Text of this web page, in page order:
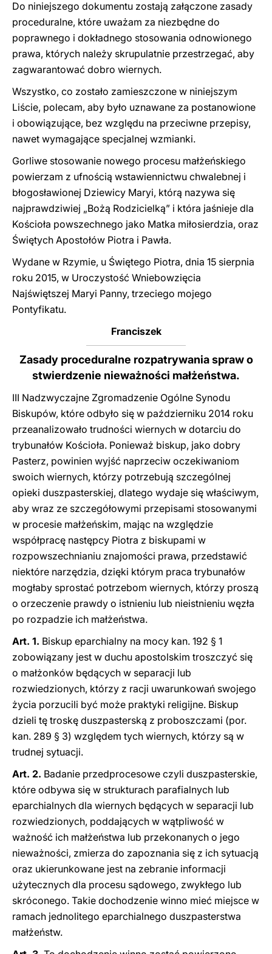
Do niniejszego dokumentu zostają załączone zasady
proceduralne, które uważam za niezbędne do
poprawnego i dokładnego stosowania odnowionego
prawa, których należy skrupulatnie przestrzegać, aby
zagwarantować dobro wiernych.
Wszystko, co zostało zamieszczone w niniejszym
Liście, polecam, aby było uznawane za postanowione
i obowiązujące, bez względu na przeciwne przepisy,
nawet wymagające specjalnej wzmianki.
Gorliwe stosowanie nowego procesu małżeńskiego
powierzam z ufnością wstawiennictwu chwalebnej i
błogosławionej Dziewicy Maryi, którą nazywa się
najprawdziwiej „Bożą Rodzicielką” i która jaśnieje dla
Kościoła powszechnego jako Matka miłosierdzia, oraz
Świętych Apostołów Piotra i Pawła.
Wydane w Rzymie, u Świętego Piotra, dnia 15 sierpnia
roku 2015, w Uroczystość Wniebowzięcia
Najświętszej Maryi Panny, trzeciego mojego
Pontyfikatu.
Franciszek
Zasady proceduralne rozpatrywania spraw o
stwierdzenie nieważności małżeństwa.
III Nadzwyczajne Zgromadzenie Ogólne Synodu
Biskupów, które odbyło się w październiku 2014 roku
przeanalizowało trudności wiernych w dotarciu do
trybunałów Kościoła. Ponieważ biskup, jako dobry
Pasterz, powinien wyjść naprzeciw oczekiwaniom
swoich wiernych, którzy potrzebują szczególnej
opieki duszpasterskiej, dlatego wydaje się właściwym,
aby wraz ze szczegółowymi przepisami stosowanymi
w procesie małżeńskim, mając na względzie
współpracę następcy Piotra z biskupami w
rozpowszechnianiu znajomości prawa, przedstawić
niektóre narzędzia, dzięki którym praca trybunałów
mogłaby sprostać potrzebom wiernych, którzy proszą
o orzeczenie prawdy o istnieniu lub nieistnieniu węzła
po rozpadzie ich małżeństwa.
Art. 1. Biskup eparchialny na mocy kan. 192 § 1
zobowiązany jest w duchu apostolskim troszczyć się
o małżonków będących w separacji lub
rozwiedzionych, którzy z racji uwarunkowań swojego
życia porzucili być może praktyki religijne. Biskup
dzieli tę troskę duszpasterską z proboszczami (por.
kan. 289 § 3) względem tych wiernych, którzy są w
trudnej sytuacji.
Art. 2. Badanie przedprocesowe czyli duszpasterskie,
które odbywa się w strukturach parafialnych lub
eparchialnych dla wiernych będących w separacji lub
rozwiedzionych, poddających w wątpliwość w
ważność ich małżeństwa lub przekonanych o jego
nieważności, zmierza do zapoznania się z ich sytuacją
oraz ukierunkowane jest na zebranie informacji
użytecznych dla procesu sądowego, zwykłego lub
skróconego. Takie dochodzenie winno mieć miejsce w
ramach jednolitego eparchialnego duszpasterstwa
małżeństw.